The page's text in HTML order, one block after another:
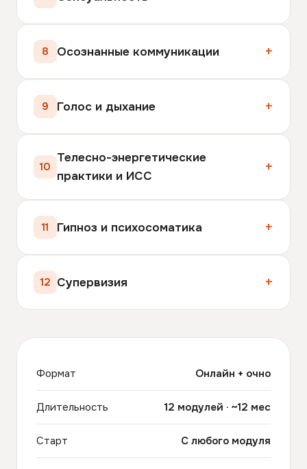
8 Осознанные коммуникации
9 Голос и дыхание
10
Телесно-энергетические
практики и ИСС
11 Гипноз и психосоматика
12 Супервизия
Формат Онлайн + очно
Длительность 12 модулей · ~12 мес
Старт С любого модуля